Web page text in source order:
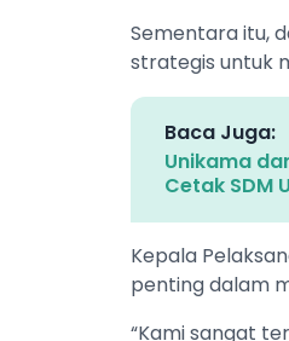
Sementara itu,
strategis untuk
Baca Juga:
‎Unikama
Cetak SDM
Kepala
penting dalam
“Kami sangat